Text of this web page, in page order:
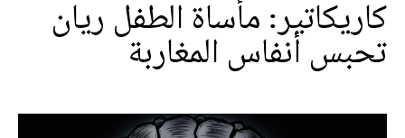
كاريكاتير: مأساة الطفل ريان
تحبس أنفاس المغاربة